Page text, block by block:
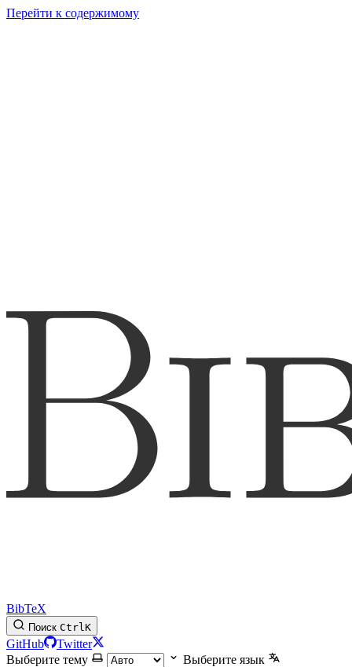
Перейти к содержимому
BibTeX
Поиск CtrlK
GitHub
Twitter
Выберите тему
Выберите язык